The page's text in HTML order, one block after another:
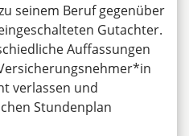
seinem Beruf gegenüber
Gutachter.
Auffassungen
verlassen und
Stundenplan